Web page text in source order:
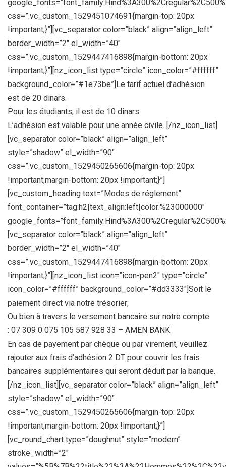
css=”.vc_custom_1529451074691{margin-top: 20px
!important;}”][vc_separator color=”black” align=”align_left”
border_width=”2″ el_width=”40″
css=”.vc_custom_1529447416898{margin-bottom: 20px
!important;}”][nz_icon_list type=”circle” icon_color=”#ffffff”
background_color=”#1e73be”]Le tarif actuel d’adhésion
est de 20 dinars.
Pour les étudiants, il est de 10 dinars.
L’adhésion est valable pour une année civile. [/nz_icon_list]
[vc_separator color=”black” align=”align_left”
style=”shadow” el_width=”90″
css=”.vc_custom_1529450265606{margin-top: 20px
!important;margin-bottom: 20px !important;}”]
[vc_custom_heading text=”Modes de réglement”
font_container=”tag:h2|text_align:left|color:%23000000″
[vc_separator color=”black” align=”align_left”
border_width=”2″ el_width=”40″
css=”.vc_custom_1529447416898{margin-bottom: 20px
!important;}”][nz_icon_list icon=”icon-pen2″ type=”circle”
icon_color=”#ffffff” background_color=”#dd3333″]Soit le
paiement direct via notre trésorier;
Ou bien à travers le versement bancaire sur notre compte
: 07 309 0 075 105 587 928 33 – AMEN BANK
En cas de payement par chèque ou par virement, veuillez
rajouter aux frais d’adhésion 2 DT pour couvrir les frais
bancaires supplémentaires qui seront déduit par la banque.
[/nz_icon_list][vc_separator color=”black” align=”align_left”
style=”shadow” el_width=”90″
css=”.vc_custom_1529450265606{margin-top: 20px
!important;margin-bottom: 20px !important;}”]
[vc_round_chart type=”doughnut” style=”modern”
stroke_width=”2″